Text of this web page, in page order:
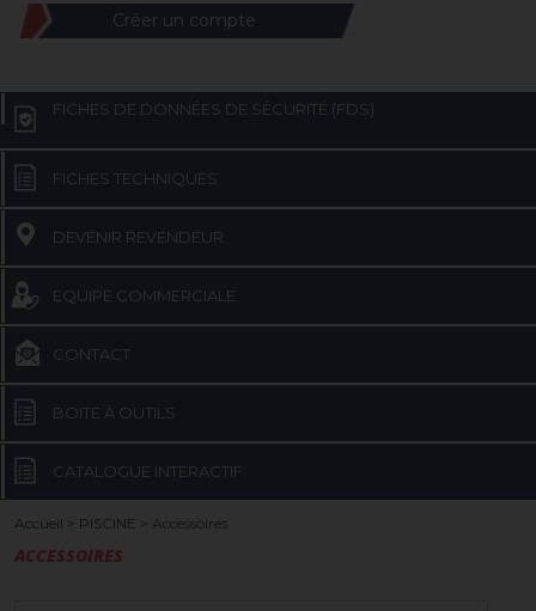
Créer un compte
FICHES DE DONNÉES DE SÉCURITÉ (FDS)
FICHES TECHNIQUES
DEVENIR REVENDEUR
EQUIPE COMMERCIALE
CONTACT
BOITE À OUTILS
CATALOGUE INTERACTIF
Accueil PISCINE Accessoires
ACCESSOIRES